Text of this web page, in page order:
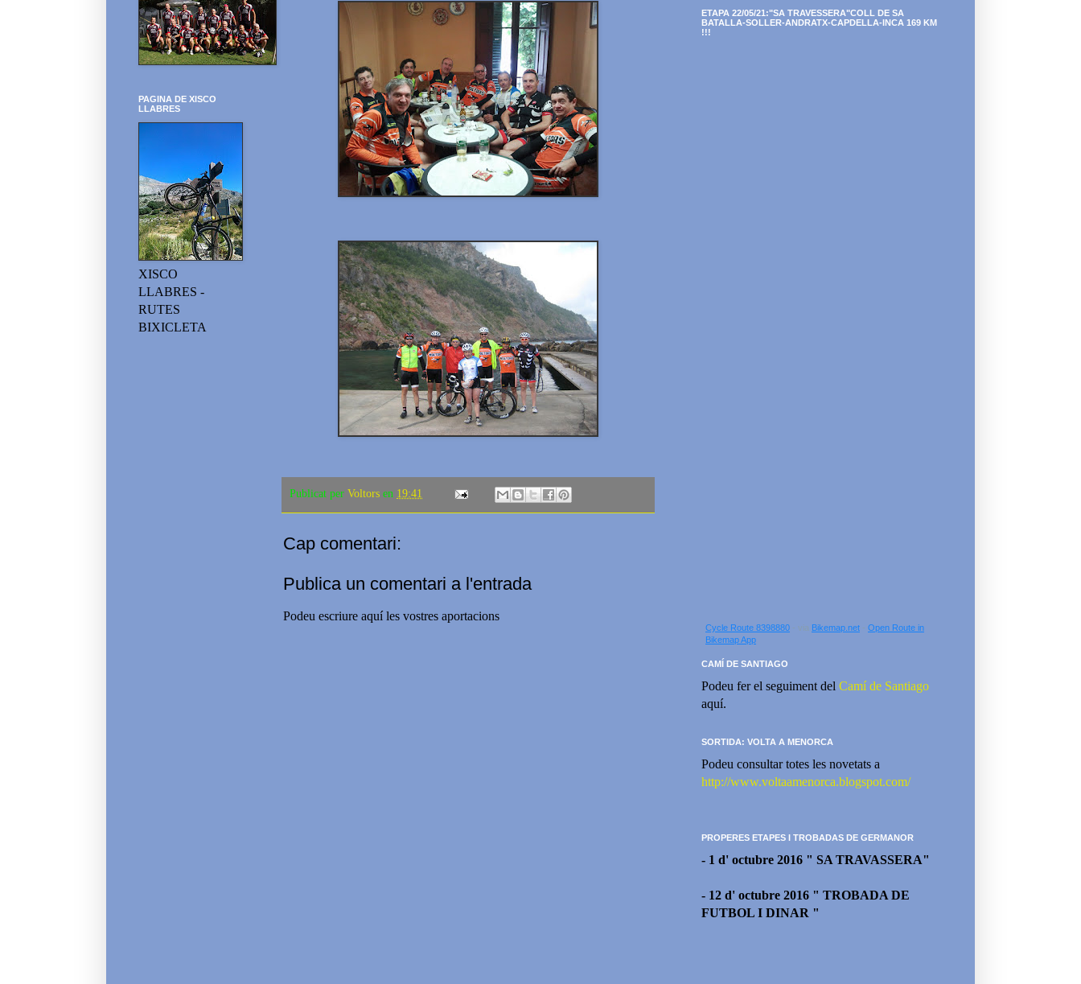
Publicat per Voltors en 19:41
Cap comentari:
Publica un comentari a l'entrada
Podeu escriure aquí les vostres aportacions
PAGINA DE XISCO
LLABRES
XISCO
LLABRES -
RUTES
BIXICLETA
ETAPA 22/05/21:"SA TRAVESSERA"COLL DE SA
BATALLA-SOLLER-ANDRATX-CAPDELLA-INCA 169 KM
!!!
Cycle Route 8398880 - via Bikemap.net - Open Route in
Bikemap App
CAMÍ DE SANTIAGO
Podeu fer el seguiment del Camí de Santiago
aquí.
SORTIDA: VOLTA A MENORCA
Podeu consultar totes les novetats a
http://www.voltaamenorca.blogspot.com/
PROPERES ETAPES I TROBADAS DE GERMANOR
- 1 d' octubre 2016 " SA TRAVASSERA"
- 12 d' octubre 2016 " TROBADA DE
FUTBOL I DINAR "